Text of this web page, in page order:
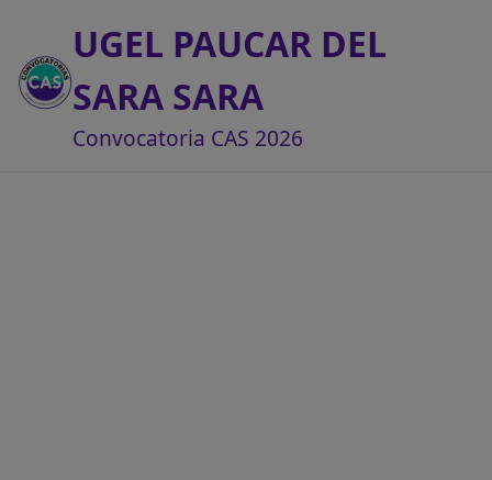
UGEL PAUCAR DEL
SARA SARA
Convocatoria CAS 2026